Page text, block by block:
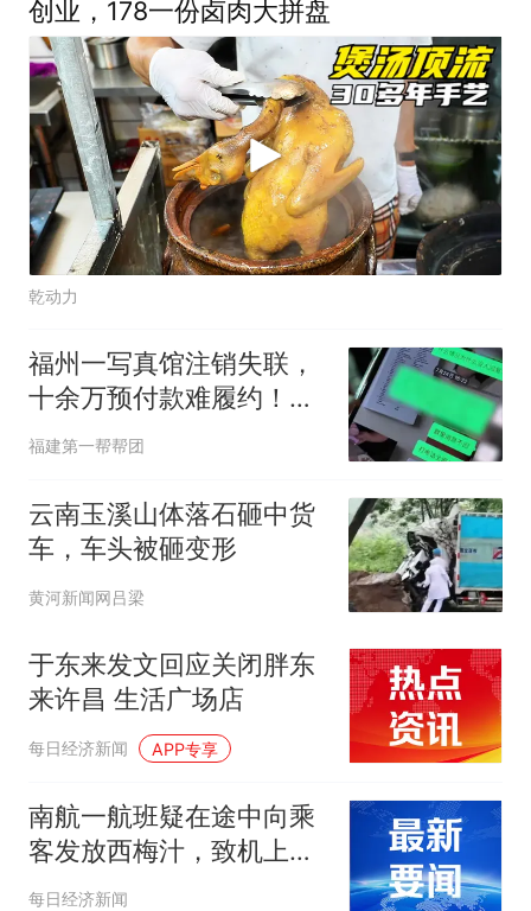
创业，178一份卤肉大拼盘
乾动力
福州一写真馆注销失联，
十余万预付款难履约！店
家：拍照要去苏州
福建第一帮帮团
云南玉溪山体落石砸中货
车，车头被砸变形
黄河新闻网吕梁
于东来发文回应关闭胖东
来许昌 生活广场店
每日经济新闻 APP专享
南航一航班疑在途中向乘
客发放西梅汁，致机上
100多人排队如厕，客服
每日经济新闻